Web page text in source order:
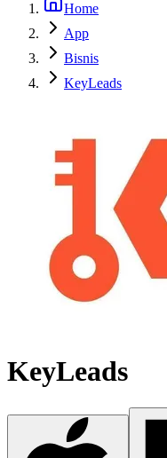
Home
App
Bisnis
KeyLeads
KeyLeads